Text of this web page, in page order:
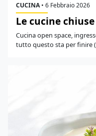
CUCINA• 6 Febbraio 2026
Le cucine
Cucina open space,
tutto questo sta per finire